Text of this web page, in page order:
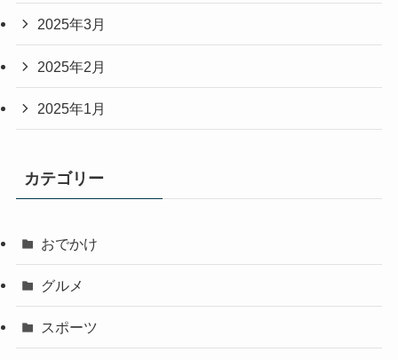
2025年3月
2025年2月
2025年1月
カテゴリー
おでかけ
グルメ
スポーツ